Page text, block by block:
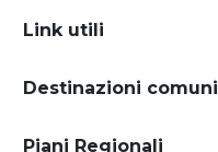
Link utili
Destinazioni comuni
Piani Regionali